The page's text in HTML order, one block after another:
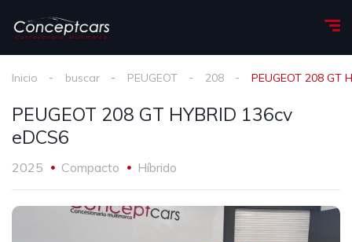
Inicio buscar PEUGEOT 208 PEUGEOT 208 GT
PEUGEOT 208 GT HYBRID 136cv
eDCS6
2025 Compacto Híbrido